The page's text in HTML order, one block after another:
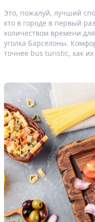
Это, пожалуй, лучший
кто в городе в первый
количеством времени
уголка Барселоны.
точнее bus turistic, как